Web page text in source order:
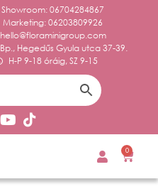
Showroom: 06704284867
Marketing: 06203809926
hello@floraminigroup.com
Hegedűs Gyula utca 37-39.
H-P 9-18 óráig, SZ 9-15
0